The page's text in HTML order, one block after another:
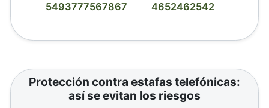
5493777567867
4652462542
Protección contra estafas telefónicas:
así se evitan los riesgos